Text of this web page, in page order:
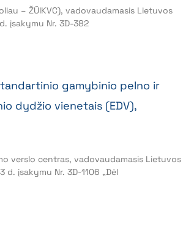
– ŽŪIKVC), vadovaudamasis Lietuvos
įsakymu Nr. 3D-382
gamybinio pelno ir
dydžio vienetais (EDV),
verslo centras, vadovaudamasis Lietuvos
įsakymu Nr. 3D-1106 „Dėl